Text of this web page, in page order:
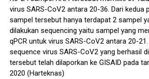
virus SARS-CoV2 antara 20-36. Dari kedua
sampel tersebut hanya terdapat 2 sampel
dilakukan sequencing yaitu sampel yang
qPCR untuk virus SARS-CoV2 antara 20-
sequence virus SARS-CoV2 yang berhasil
tersebut telah dilaporkan ke GISAID pada
2020 (Harteknas)